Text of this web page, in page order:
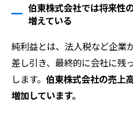
伯東株式会社では将来性
増えている
純利益とは、法人税など企業
差し引き、最終的に会社に残
します。 伯東株式会社の売上
増加しています。